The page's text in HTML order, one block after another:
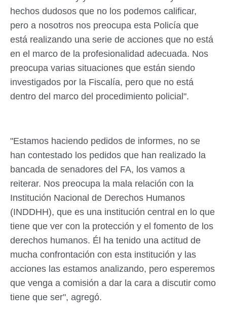
hechos dudosos que no los podemos calificar,
pero a nosotros nos preocupa esta Policía que
está realizando una serie de acciones que no está
en el marco de la profesionalidad adecuada. Nos
preocupa varias situaciones que están siendo
investigados por la Fiscalía, pero que no está
dentro del marco del procedimiento policial".
"Estamos haciendo pedidos de informes, no se
han contestado los pedidos que han realizado la
bancada de senadores del FA, los vamos a
reiterar. Nos preocupa la mala relación con la
Institución Nacional de Derechos Humanos
(INDDHH), que es una institución central en lo que
tiene que ver con la protección y el fomento de los
derechos humanos. Él ha tenido una actitud de
mucha confrontación con esta institución y las
acciones las estamos analizando, pero esperemos
que venga a comisión a dar la cara a discutir como
tiene que ser", agregó.